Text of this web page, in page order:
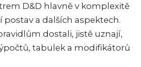
D&D hlavně v komplexitě
postav a dalších aspektech.
dostali, jistě uznají,
tabulek a modifikátorů